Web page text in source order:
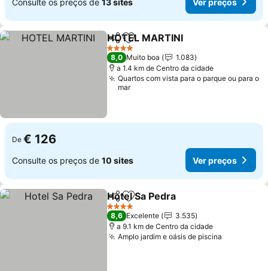
PartilharAdicionar aos favoritos
HOTEL MARTINI
4 Estrelas
8,0 Muito boa
1.083
a 1.4 km de Centro da cidade
Quartos com vista para o parque ou para o
mar
De € 126
Consulte os preços de 10 sites Ver preços
PartilharAdicionar aos favoritos
Hotel Sa Pedra
4 Estrelas
8,6 Excelente
3.535
a 9.1 km de Centro da cidade
Amplo jardim e oásis de piscina